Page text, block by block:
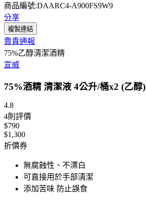
商品編號:DAARC4-A900FS9W9
分享
複製連結
賣貴通報
75%乙醇清潔酒精
宣威
75%酒精 清潔液 4公升/桶x2 (乙醇)
4.8
4則評價
$790
$1,300
折價券
無腐蝕性、不漂白
可直接用於手部清潔
添加苦味 防止誤食